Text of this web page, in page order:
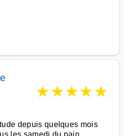
★★★★★
depuis quelques mois
les samedi du pain